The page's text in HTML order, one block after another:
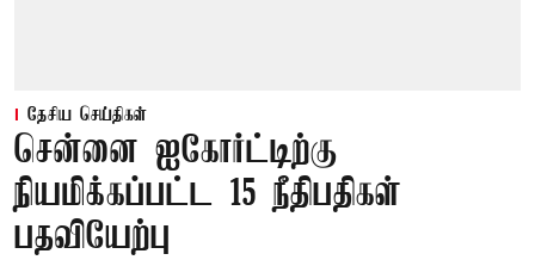
தேசிய செய்திகள்
சென்னை ஐகோர்ட்டிற்கு
நியமிக்கப்பட்ட 15 நீதிபதிகள்
பதவியேற்பு